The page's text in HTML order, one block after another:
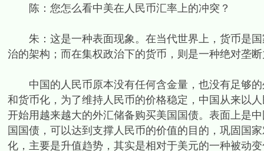
陈：您怎么看中美在人民币汇率上的冲突？
朱：这是一种表面现象。在当代世界上，货币是国
治的架构；而在集权政治下的货币，则是一种绝对垄
中国的人民币原本没有任何含金量，也没有足够的
和货币化，为了维持人民币的价格稳定，中国从来以
开始用越来越大的外汇储备购买美国国债。表面上是
国国债，可以达到支撑人民币的价值的目的，巩固国
化，主要是升值趋势，其实是相对于美元的一种被动